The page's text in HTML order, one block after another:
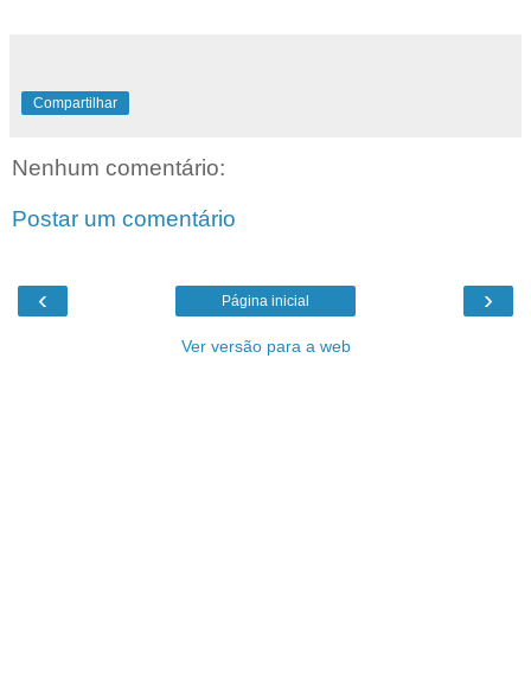
Compartilhar
Nenhum comentário:
Postar um comentário
‹ ›
Página inicial
Ver versão para a web